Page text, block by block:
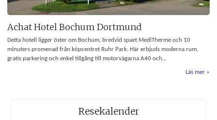
Achat Hotel Bochum Dortmund
Detta hotell ligger öster om Bochum, bredvid spaet MediTherme och 10
minuters promenad från köpcentret Ruhr Park. Här erbjuds moderna rum,
gratis parkering och enkel tillgång till motorvägarna A40 och...
Läs mer
Resekalender